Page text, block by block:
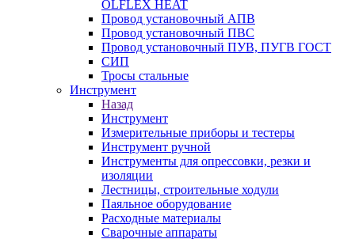
OLFLEX HEAT
Провод установочный АПВ
Провод установочный ПВС
Провод установочный ПУВ, ПУГВ ГОСТ
СИП
Тросы стальные
Инструмент
Назад
Инструмент
Измерительные приборы и тестеры
Инструмент ручной
Инструменты для опрессовки, резки и
изоляции
Лестницы, строительные ходули
Паяльное оборудование
Расходные материалы
Сварочные аппараты